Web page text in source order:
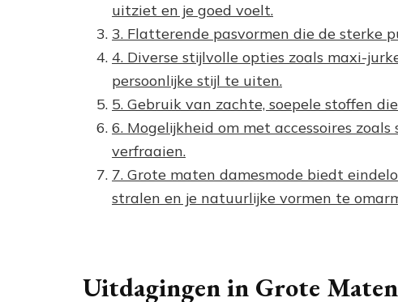
uitziet en je goed voelt.
3. Flatterende pasvormen die de sterke
4. Diverse stijlvolle opties zoals maxi-
persoonlijke stijl te uiten.
5. Gebruik van zachte, soepele stoffen
6. Mogelijkheid om met accessoires
verfraaien.
7. Grote maten damesmode biedt
stralen en je natuurlijke vormen te
Uitdagingen in Grote